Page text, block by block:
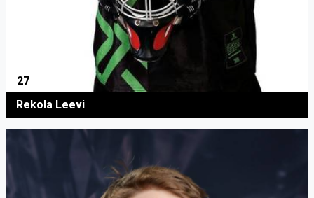
27
Rekola Leevi